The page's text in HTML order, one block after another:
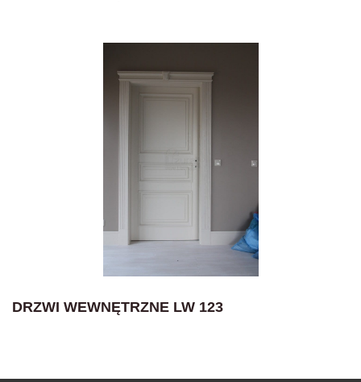
DRZWI WEWNĘTRZNE LW 123